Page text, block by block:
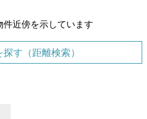
近傍を示しています
す（距離検索）